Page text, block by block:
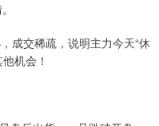
成交稀疏，说明主力今天“休
机会！